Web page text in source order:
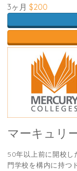
3ヶ月 $200
マーキュリ
50年以上前に開校し
門学校を構内に持つ